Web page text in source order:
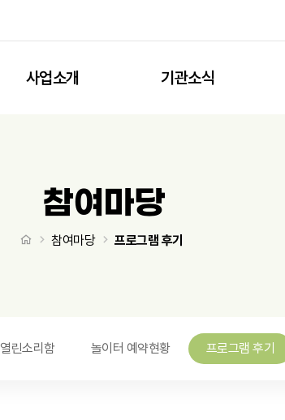
사업소개 기관소식
참여마당
처음으로
참여마당 프로그램 후기
열린소리함 놀이터 예약현황 프로그램 후기